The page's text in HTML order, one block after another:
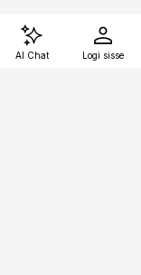
AI Chat Logi sisse